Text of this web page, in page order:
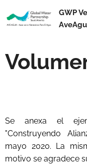
GWP
Se anexa el
"Construyendo
mayo 2020. La
motivo se agradece